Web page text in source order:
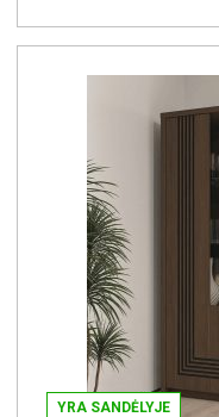
YRA SANDĖLYJE